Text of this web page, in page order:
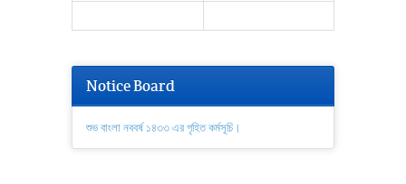
Notice Board
শুভ বাংলা নববর্ষ ১৪৩৩ এর গৃহিত কর্মসূচি।